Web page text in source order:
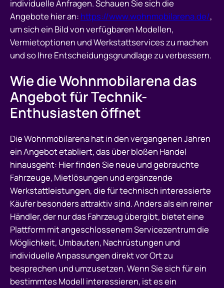
individuelle Anfragen. Schauen Sie sich die
Angebote hier an: https://www.wohnmobilarena.de/,
um sich ein Bild von verfügbaren Modellen,
Vermietoptionen und Werkstattservices zu machen
und so Ihre Entscheidungsgrundlage zu verbessern.
Wie die Wohnmobilarena das
Angebot für Technik-
Enthusiasten öffnet
Die Wohnmobilarena hat in den vergangenen Jahren
ein Angebot etabliert, das über bloßen Handel
hinausgeht: Hier finden Sie neue und gebrauchte
Fahrzeuge, Mietlösungen und ergänzende
Werkstattleistungen, die für technisch interessierte
Käufer besonders attraktiv sind. Anders als ein reiner
Händler, der nur das Fahrzeug übergibt, bietet eine
Plattform mit angeschlossenem Servicezentrum die
Möglichkeit, Umbauten, Nachrüstungen und
individuelle Anpassungen direkt vor Ort zu
besprechen und umzusetzen. Wenn Sie sich für ein
bestimmtes Modell interessieren, ist es ein